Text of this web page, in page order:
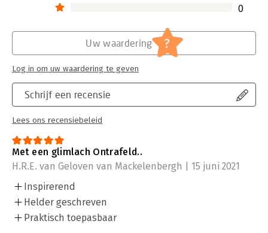
0
Schrijf een recensie
Lees ons recensiebeleid
Uw waardering ?
Log in om uw waardering te geven
Met een glimlach Ontrafeld..
H.R.E. van Geloven van Mackelenbergh | 15 juni 2021
Inspirerend
Helder geschreven
Praktisch toepasbaar